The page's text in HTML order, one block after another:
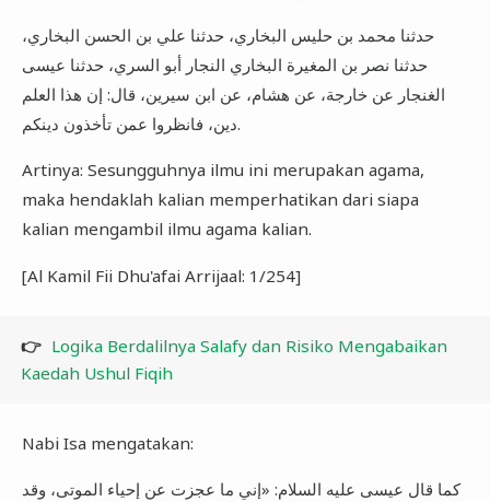
حدثنا محمد بن حليس البخاري، حدثنا علي بن الحسن البخاري،
حدثنا نصر بن المغيرة البخاري النجار أبو السري، حدثنا عيسى
الغنجار عن خارجة، عن هشام، عن ابن سيرين، قال: إن هذا العلم
دين، فانظروا عمن تأخذون دينكم.
Artinya: Sesungguhnya ilmu ini merupakan agama,
maka hendaklah kalian memperhatikan dari siapa
kalian mengambil ilmu agama kalian.
[Al Kamil Fii Dhu'afai Arrijaal: 1/254]
👉 Logika Berdalilnya Salafy dan Risiko Mengabaikan
Kaedah Ushul Fiqih
Nabi Isa mengatakan:
كما قال عيسى عليه السلام: «إني ما عجزت عن إحياء الموتى، وقد